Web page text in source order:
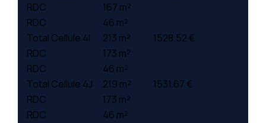
RDC
167 m²
RDC
46 m²
Total Cellule 4I
213 m²
1528.52 €
RDC
173 m²
RDC
46 m²
Total Cellule 4J
219 m²
1531.67 €
RDC
173 m²
RDC
46 m²